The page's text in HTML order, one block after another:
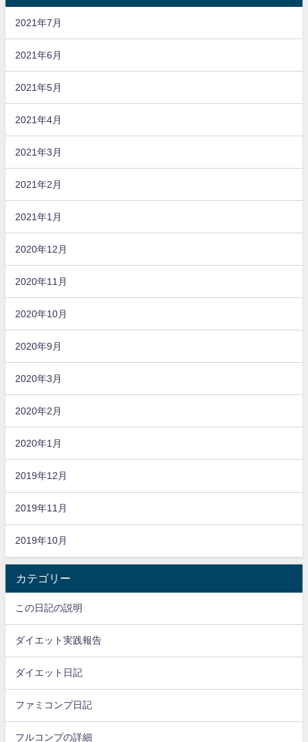
2021年7月
2021年6月
2021年5月
2021年4月
2021年3月
2021年2月
2021年1月
2020年12月
2020年11月
2020年10月
2020年9月
2020年3月
2020年2月
2020年1月
2019年12月
2019年11月
2019年10月
カテゴリー
この日記の説明
ダイエット実践報告
ダイエット日記
ファミコンプ日記
フルコンプの詳細